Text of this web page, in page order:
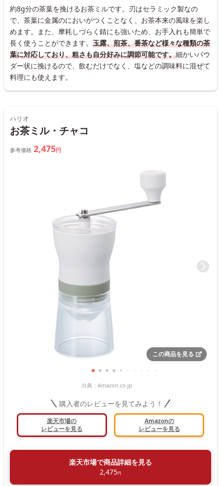
約8g分の茶葉を挽けるお茶ミルです。刃はセラミック製なの
で、茶葉に金属のにおいがつくことなく、お茶本来の風味を楽し
めます。また、摩耗しづらく錆にも強いため、お手入れも簡単で
長く使うことができます。 玉露、煎茶、番茶など様々な種類の茶
葉に対応しており、粗さも自分好みに調節可能です。細かいパウ
ダー状に挽けるので、飲むだけでなく、塩などの調味料に混ぜて
料理にも使えます。
ハリオ
お茶ミル・チャコ
参考価格 2,475円
この商品を見る
出典： Amazon.co.jp
購入者のレビューを見てみよう！
楽天市場の
レビューを見る
Amazonの
レビューを見る
楽天市場で商品詳細を見る
2,475円